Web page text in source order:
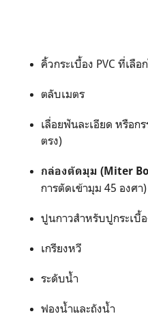
คิ้วกระเบื้อง PVC ที่เลือ
ตลับเมตร
เลื่อยฟันละเอียด หรือก
ตรง)
กล่องตัดมุม (Miter
การตัดเข้ามุม 45 องศา)
ปูนกาวสำหรับปูกระเบื้
เกรียงหวี
ระดับน้ำ
ฟองน้ำและถังน้ำ